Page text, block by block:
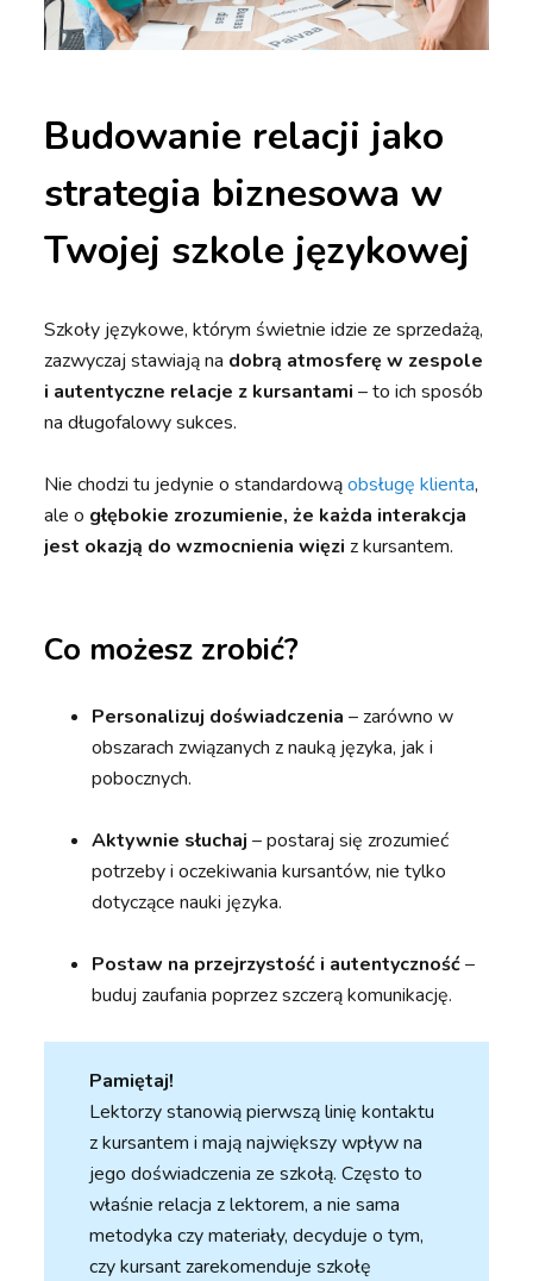
Budowanie relacji jako
strategia biznesowa w
Twojej szkole językowej
Szkoły językowe, którym świetnie idzie ze sprzedażą,
zazwyczaj stawiają na dobrą atmosferę w zespole
i autentyczne relacje z kursantami – to ich sposób
na długofalowy sukces.
Nie chodzi tu jedynie o standardowąobsługę klienta,
ale o głębokie zrozumienie, że każda interakcja
jest okazją do wzmocnienia więziz kursantem.
Co możesz zrobić?
Personalizuj doświadczenia– zarówno w
obszarach związanych z nauką języka, jak i
pobocznych.
Aktywnie słuchaj – postaraj się zrozumieć
potrzeby i oczekiwania kursantów, nie tylko
dotyczące nauki języka.
Postaw na przejrzystość i autentyczność–
buduj zaufania poprzez szczerą komunikację.
Pamiętaj!
Lektorzy stanowią pierwszą linię kontaktu
z kursantem i mają największy wpływ na
jego doświadczenia ze szkołą. Często to
właśnie relacja z lektorem, a nie sama
metodyka czy materiały, decyduje o tym,
czy kursant zarekomenduje szkołę